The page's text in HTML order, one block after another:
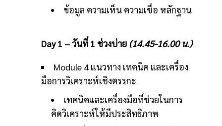
ข้อมูล ความเห็น ความเชื่อ หลักฐาน
Day 1 – วันที่ 1 ช่วงบ่าย (14.45-16.00 น.)
Module 4 แนวทาง เทคนิค และเครื่อง
มือการวิเคราะห์เชิงตรรกะ
เทคนิคและเครื่องมือที่ช่วยในการ
คิดวิเคราะห์ให้มีประสิทธิภาพ